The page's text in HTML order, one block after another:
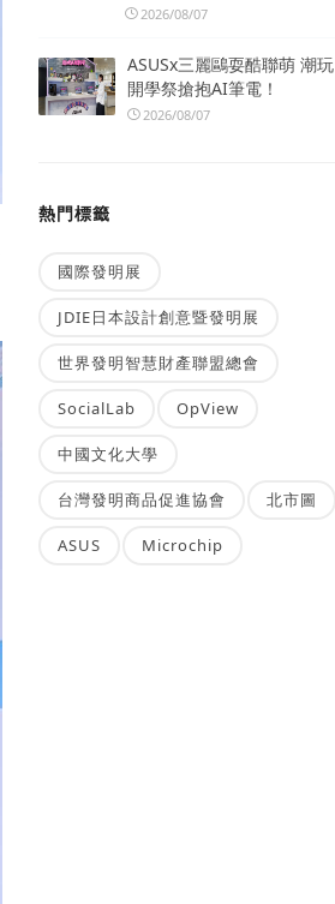
2026/08/07
ASUSx三麗鷗耍酷聯萌 潮玩
開學祭搶抱AI筆電！
2026/08/07
熱門標籤
國際發明展
JDIE日本設計創意暨發明展
世界發明智慧財產聯盟總會
SocialLab OpView
中國文化大學
台灣發明商品促進協會 北市圖
ASUS Microchip